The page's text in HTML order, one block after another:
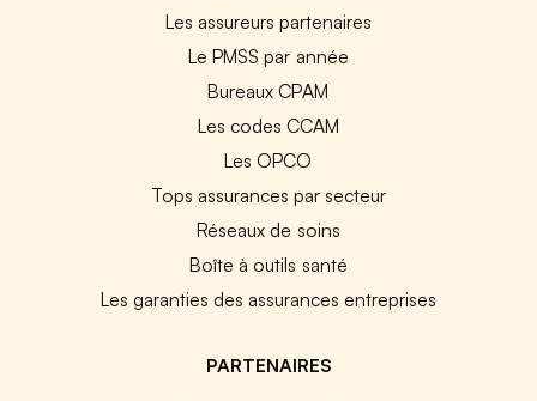
Les assureurs partenaires
Le PMSS par année
Bureaux CPAM
Les codes CCAM
Les OPCO
Tops assurances par secteur
Réseaux de soins
Boîte à outils santé
Les garanties des assurances entreprises
PARTENAIRES